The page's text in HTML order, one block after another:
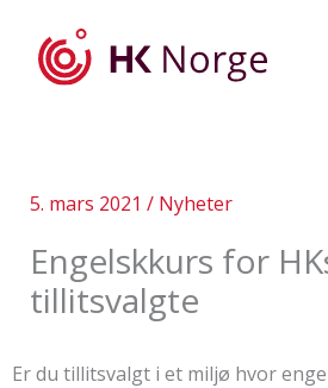
5. mars 2021 / Nyheter
Engelskkurs for
tillitsvalgte
Er du tillitsvalgt i et miljø hvor